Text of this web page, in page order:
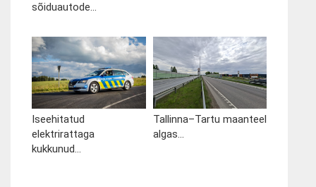
sõiduautode...
Iseehitatud
elektrirattaga
kukkunud...
Tallinna–Tartu maanteel
algas...